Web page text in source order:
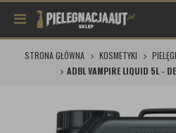
STRONA GŁÓWNA KOSMETYKI
ADBL VAMPIRE LIQUID 5L -